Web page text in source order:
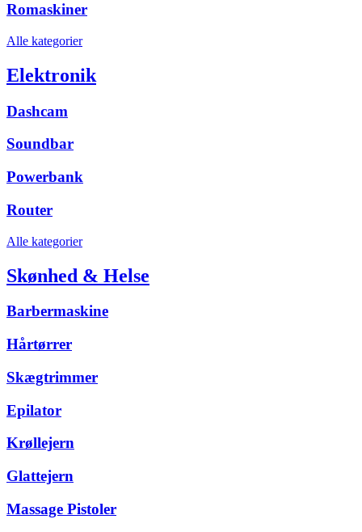
Romaskiner
Alle kategorier
Elektronik
Dashcam
Soundbar
Powerbank
Router
Alle kategorier
Skønhed & Helse
Barbermaskine
Hårtørrer
Skægtrimmer
Epilator
Krøllejern
Glattejern
Massage Pistoler